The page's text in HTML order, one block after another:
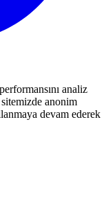
analiz
anonim
devam ederek